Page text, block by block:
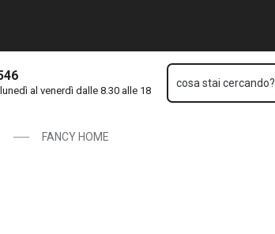
al venerdì dalle 8.30 alle 18
cosa stai cercando?
FANCY HOME